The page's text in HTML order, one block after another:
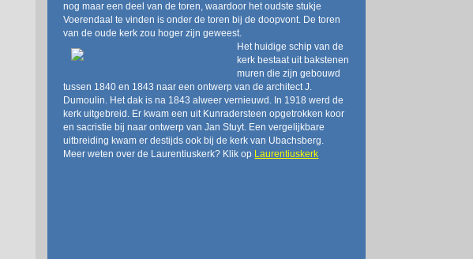
nog maar een deel van de toren, waardoor het oudste stukje
Voerendaal te vinden is onder de toren bij de doopvont. De toren
van de oude kerk zou hoger zijn geweest.
Het huidige schip van de
kerk bestaat uit bakstenen
muren die zijn gebouwd
tussen 1840 en 1843 naar een ontwerp van de architect J.
Dumoulin. Het dak is na 1843 alweer vernieuwd. In 1918 werd de
kerk uitgebreid. Er kwam een uit Kunradersteen opgetrokken koor
en sacristie bij naar ontwerp van Jan Stuyt. Een vergelijkbare
uitbreiding kwam er destijds ook bij de kerk van Ubachsberg.
Meer weten over de Laurentiuskerk? Klik op Laurentiuskerk